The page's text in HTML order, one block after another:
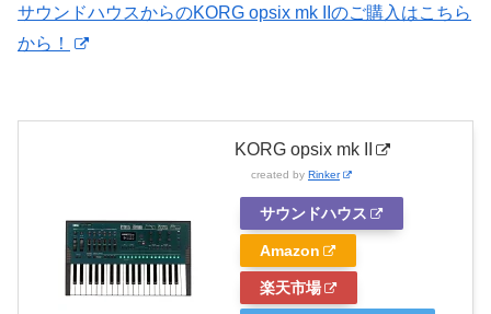
サウンドハウスからのKORG opsix mk IIのご購入はこちら
から！
KORG opsix mk II
created by Rinker
サウンドハウス
Amazon
楽天市場